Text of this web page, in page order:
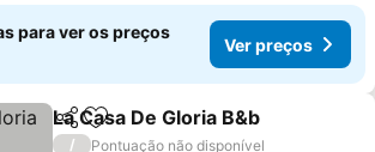
para ver os preços
Ver preços
PartilharAdicionar aos favoritos
La Casa De Gloria B&b
/
Pontuação não disponível